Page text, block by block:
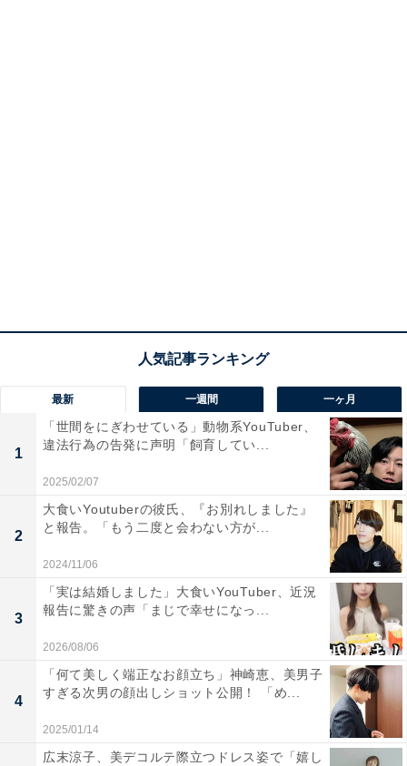
最新 一週間 一ヶ月
1
「世間をにぎわせている」動物系YouTuber、
違法行為の告発に声明「飼育してい...
2025/02/07
2
大食いYoutuberの彼氏、『お別れしました』
と報告。「もう二度と会わない方が...
2024/11/06
3
「実は結婚しました」大食いYouTuber、近況
報告に驚きの声「まじで幸せになっ...
2026/08/06
4
「何て美しく端正なお顔立ち」神崎恵、美男子
すぎる次男の顔出しショット公開！ 「め...
2025/01/14
広末涼子、美デコルテ際立つドレス姿で「嬉し